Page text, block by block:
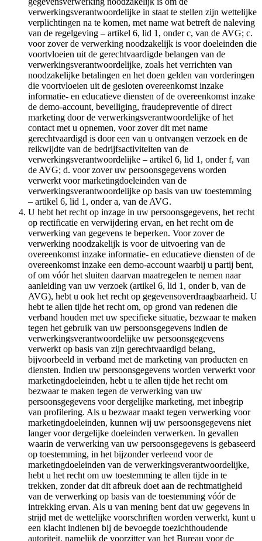
verwerkingsverantwoordelijke in staat te stellen zijn wettelijke
verplichtingen na te komen, met name wat betreft de naleving
van de regelgeving – artikel 6, lid 1, onder c, van de AVG; c.
voor zover de verwerking noodzakelijk is voor doeleinden die
voortvloeien uit de gerechtvaardigde belangen van de
verwerkingsverantwoordelijke, zoals het verrichten van
noodzakelijke betalingen en het doen gelden van vorderingen
die voortvloeien uit de gesloten overeenkomst inzake
informatie- en educatieve diensten of de overeenkomst inzake
de demo-account, beveiliging, fraudepreventie of direct
marketing door de verwerkingsverantwoordelijke of het
contact met u opnemen, voor zover dit met name
gerechtvaardigd is door een van u ontvangen verzoek en de
reikwijdte van de bedrijfsactiviteiten van de
verwerkingsverantwoordelijke – artikel 6, lid 1, onder f, van
de AVG; d. voor zover uw persoonsgegevens worden
verwerkt voor marketingdoeleinden van de
verwerkingsverantwoordelijke op basis van uw toestemming
– artikel 6, lid 1, onder a, van de AVG.
U hebt het recht op inzage in uw persoonsgegevens, het recht
op rectificatie en verwijdering ervan, en het recht om de
verwerking van gegevens te beperken. Voor zover de
verwerking noodzakelijk is voor de uitvoering van de
overeenkomst inzake informatie- en educatieve diensten of de
overeenkomst inzake een demo-account waarbij u partij bent,
of om vóór het sluiten daarvan maatregelen te nemen naar
aanleiding van uw verzoek (artikel 6, lid 1, onder b, van de
AVG), hebt u ook het recht op gegevensoverdraagbaarheid. U
hebt te allen tijde het recht om, op grond van redenen die
verband houden met uw specifieke situatie, bezwaar te maken
tegen het gebruik van uw persoonsgegevens indien de
verwerkingsverantwoordelijke uw persoonsgegevens
verwerkt op basis van zijn gerechtvaardigd belang,
bijvoorbeeld in verband met de marketing van producten en
diensten. Indien uw persoonsgegevens worden verwerkt voor
marketingdoeleinden, hebt u te allen tijde het recht om
bezwaar te maken tegen de verwerking van uw
persoonsgegevens voor dergelijke marketing, met inbegrip
van profilering. Als u bezwaar maakt tegen verwerking voor
marketingdoeleinden, kunnen wij uw persoonsgegevens niet
langer voor dergelijke doeleinden verwerken. In gevallen
waarin de verwerking van uw persoonsgegevens is gebaseerd
op toestemming, in het bijzonder verleend voor de
marketingdoeleinden van de verwerkingsverantwoordelijke,
hebt u het recht om uw toestemming te allen tijde in te
trekken, zonder dat dit afbreuk doet aan de rechtmatigheid
van de verwerking op basis van de toestemming vóór de
intrekking ervan. Als u van mening bent dat uw gegevens in
strijd met de wettelijke voorschriften worden verwerkt, kunt u
een klacht indienen bij de bevoegde toezichthoudende
autoriteit, namelijk de voorzitter van het Bureau voor de